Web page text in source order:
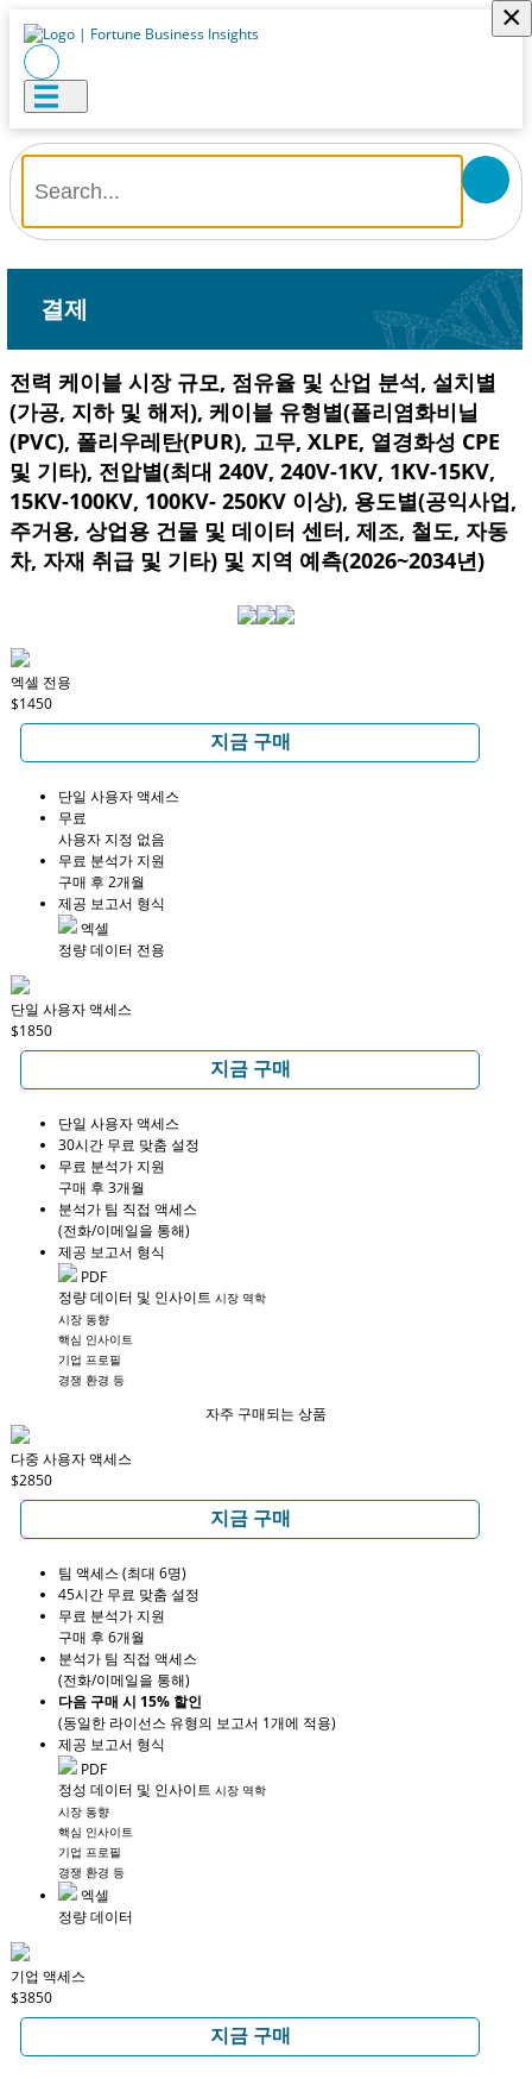
×
결제
전력 케이블 시장 규모, 점유율 및 산업 분석, 설치별
(가공, 지하 및 해저), 케이블 유형별(폴리염화비닐
(PVC), 폴리우레탄(PUR), 고무, XLPE, 열경화성 CPE
및 기타), 전압별(최대 240V, 240V-1KV, 1KV-15KV,
15KV-100KV, 100KV- 250KV 이상), 용도별(공익사업,
주거용, 상업용 건물 및 데이터 센터, 제조, 철도, 자동
차, 자재 취급 및 기타) 및 지역 예측(2026~2034년)
엑셀 전용
$1450
지금 구매
단일 사용자 액세스
무료
사용자 지정 없음
무료 분석가 지원
구매 후 2개월
제공 보고서 형식
엑셀
정량 데이터 전용
단일 사용자 액세스
$1850
지금 구매
단일 사용자 액세스
30시간 무료 맞춤 설정
무료 분석가 지원
구매 후 3개월
분석가 팀 직접 액세스
(전화/이메일을 통해)
제공 보고서 형식
PDF
정량 데이터 및 인사이트 시장 역학
시장 동향
핵심 인사이트
기업 프로필
경쟁 환경 등
자주 구매되는 상품
다중 사용자 액세스
$2850
지금 구매
팀 액세스 (최대 6명)
45시간 무료 맞춤 설정
무료 분석가 지원
구매 후 6개월
분석가 팀 직접 액세스
(전화/이메일을 통해)
다음 구매 시 15% 할인
(동일한 라이선스 유형의 보고서 1개에 적용)
제공 보고서 형식
PDF
정성 데이터 및 인사이트 시장 역학
시장 동향
핵심 인사이트
기업 프로필
경쟁 환경 등
엑셀
정량 데이터
기업 액세스
$3850
지금 구매